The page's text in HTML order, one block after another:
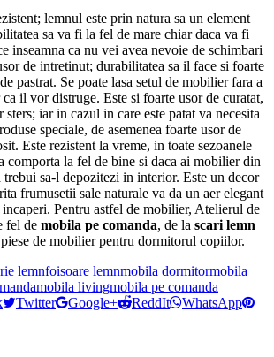
lemnul este prin natura sa un element
sa va fi la fel de mare chiar daca va fi
inseamna ca nu vei avea nevoie de schimbari
de intretinut; durabilitatea sa il face si foarte
pastrat. Se poate lasa setul de mobilier fara a
il vor distruge. Este si foarte usor de curatat,
sters; iar in cazul in care este patat va necesita
speciale, de asemenea foarte usor de
Este rezistent la vreme, in toate sezoanele
comporta la fel de bine si daca ai mobilier din
sa-l depozitezi in interior. Este un decor
frumusetii sale naturale va da un aer elegant
Pentru astfel de mobilier, Atelierul de
fel de mobila pe comanda, de la scari lemn
de mobilier pentru dormitorul copiilor.
lemnfoisoare lemnmobila dormitormobila
mobila livingmobila pe comanda
Twitter Google+ ReddIt
WhatsApp